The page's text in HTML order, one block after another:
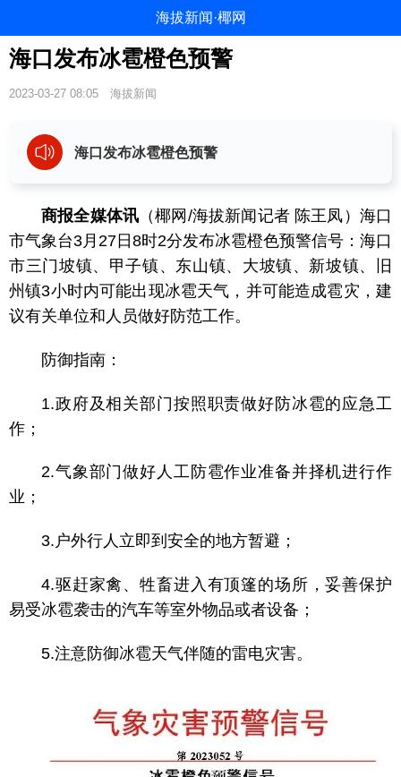
海拔新闻·椰网
海口发布冰雹橙色预警
2023-03-27 08:05 海拔新闻
海口发布冰雹橙色预警
商报全媒体讯 （椰网/海拔新闻记者 陈王凤）海口
市气象台3月27日8时2分发布冰雹橙色预警信号：海口
市三门坡镇、甲子镇、东山镇、大坡镇、新坡镇、旧
州镇3小时内可能出现冰雹天气，并可能造成雹灾，建
议有关单位和人员做好防范工作。
防御指南：
1.政府及相关部门按照职责做好防冰雹的应急工
作；
2.气象部门做好人工防雹作业准备并择机进行作
业；
3.户外行人立即到安全的地方暂避；
4.驱赶家禽、牲畜进入有顶篷的场所，妥善保护
易受冰雹袭击的汽车等室外物品或者设备；
5.注意防御冰雹天气伴随的雷电灾害。